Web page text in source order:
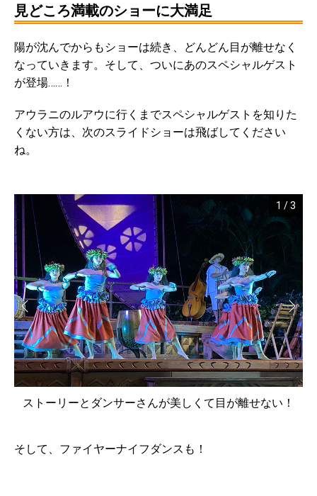
見どころ満載のショーに大満足
陽が沈んでからもショーは続き、どんどん目が離せなく
なっていきます。そして、ついにあのスペシャルゲスト
が登場……！
アウラニのルアウに行くまでスペシャルゲストを知りた
くない方は、次のスライドショーは飛ばしてください
ね。
ストーリーとダンサーさんが美しくて目が離せない！
1 /3
そして、ファイヤーナイフダンスも！